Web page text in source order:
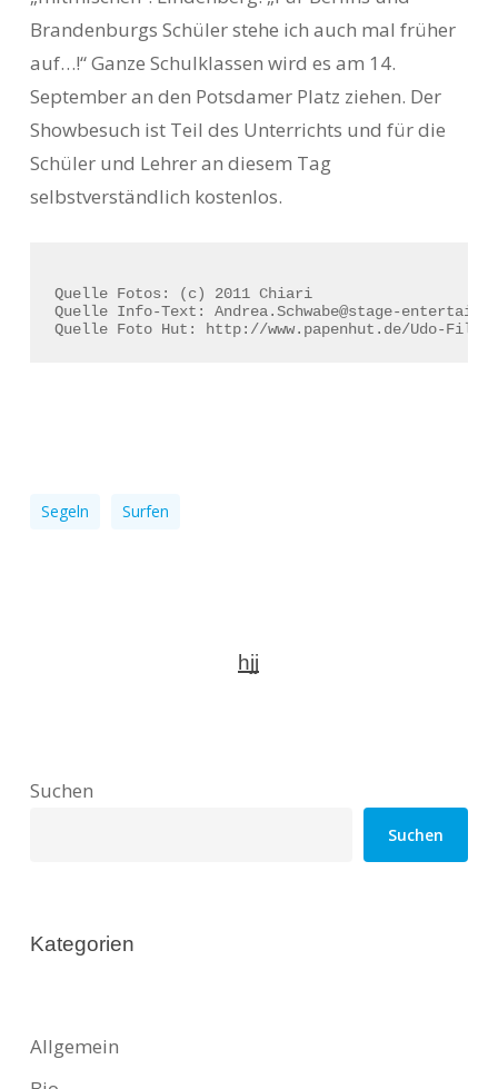
Brandenburgs Schüler stehe ich auch mal früher
auf…!“ Ganze Schulklassen wird es am 14.
September an den Potsdamer Platz ziehen. Der
Showbesuch ist Teil des Unterrichts und für die
Schüler und Lehrer an diesem Tag
selbstverständlich kostenlos.
Quelle Fotos: (c) 2011 Chiari
Quelle Info-Text: Andrea.Schwabe@stage-
Quelle Foto Hut: http://www.papenhut.de/Udo-
Segeln Surfen
hjj
Suchen
Suchen
Kategorien
Allgemein